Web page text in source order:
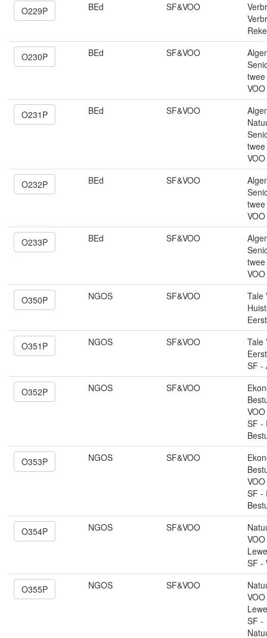
O229P BEd SF&VOO
O230P BEd SF&VOO
O231P BEd SF&VOO
O232P BEd SF&VOO
O233P BEd SF&VOO
O350P NGOS SF&VOO
Tale
O351P NGOS SF&VOO
Tale
SF -
O352P NGOS SF&VOO
SF -
O353P NGOS SF&VOO
SF -
O354P NGOS SF&VOO
SF -
O355P NGOS SF&VOO
SF -